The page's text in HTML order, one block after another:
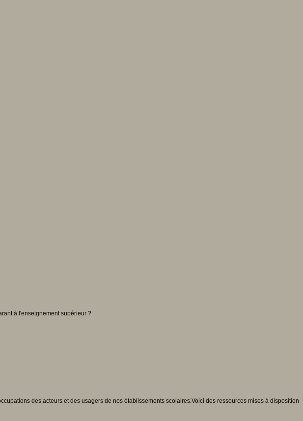
à l'enseignement supérieur ?
des acteurs et des usagers de nos établissements scolaires.Voici des ressources mises à disposition